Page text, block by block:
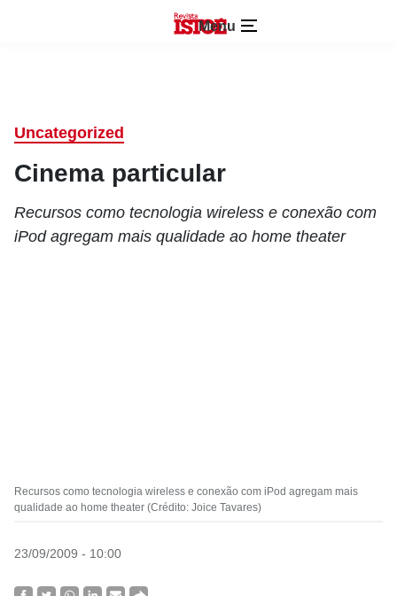
Menu
Uncategorized
Cinema particular
Recursos como tecnologia wireless e conexão com
iPod agregam mais qualidade ao home theater
Recursos como tecnologia wireless e conexão com iPod agregam mais
qualidade ao home theater (Crédito: Joice Tavares)
23/09/2009 - 10:00